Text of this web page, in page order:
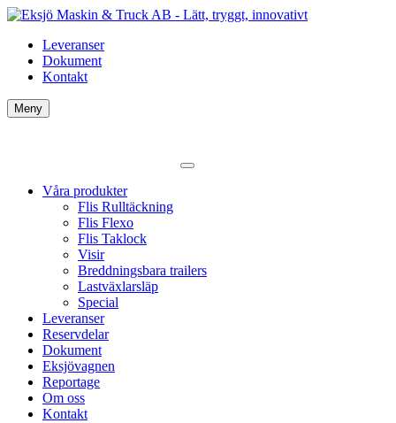
Leveranser
Dokument
Kontakt
Meny
Våra produkter
Flis Rulltäckning
Flis Flexo
Flis Taklock
Visir
Breddningsbara trailers
Lastväxlarsläp
Special
Leveranser
Reservdelar
Dokument
Eksjövagnen
Reportage
Om oss
Kontakt